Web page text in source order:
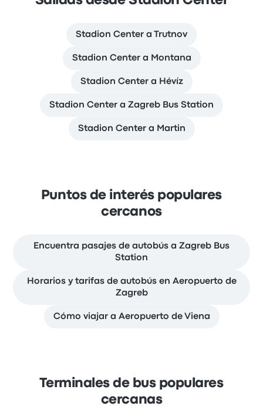
Stadion Center a Trutnov
Stadion Center a Montana
Stadion Center a Hévíz
Stadion Center a Zagreb Bus Station
Stadion Center a Martin
Puntos de interés populares
cercanos
Encuentra pasajes de autobús a Zagreb Bus
Station
Horarios y tarifas de autobús en Aeropuerto de
Zagreb
Cómo viajar a Aeropuerto de Viena
Terminales de bus populares
cercanas